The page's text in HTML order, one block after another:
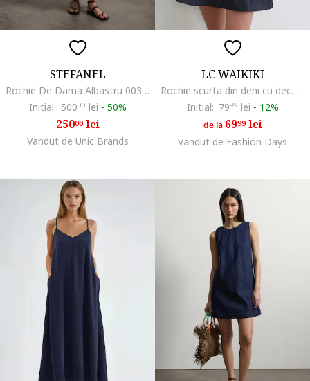
STEFANEL
Rochie De Dama Albastru 003570963
Initial: 50000 lei - 50%
25000lei
Vandut de Unic Brands
LC WAIKIKI
Rochie scurta din deni cu decolteu patrat, Albastru ultramarin
Initial: 7999 lei - 12%
de la 6999lei
Vandut de Fashion Days